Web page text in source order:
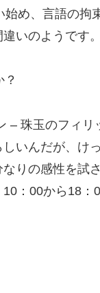
め、言語の拘
いのようです。
– 珠玉のフィ
いんだが、け
りの感性を試
10：00から18